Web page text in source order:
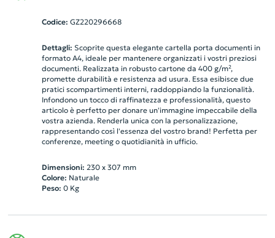
Codice: GZ220296668
Dettagli: Scoprite questa elegante cartella porta documenti in
formato A4, ideale per mantenere organizzati i vostri preziosi
documenti. Realizzata in robusto cartone da 400 g/m²,
promette durabilità e resistenza ad usura. Essa esibisce due
pratici scompartimenti interni, raddoppiando la funzionalità.
Infondono un tocco di raffinatezza e professionalità, questo
articolo è perfetto per donare un'immagine impeccabile della
vostra azienda. Renderla unica con la personalizzazione,
rappresentando così l'essenza del vostro brand! Perfetta per
conferenze, meeting o quotidianità in ufficio.
Dimensioni: 230 x 307 mm
Colore: Naturale
Peso: 0Kg